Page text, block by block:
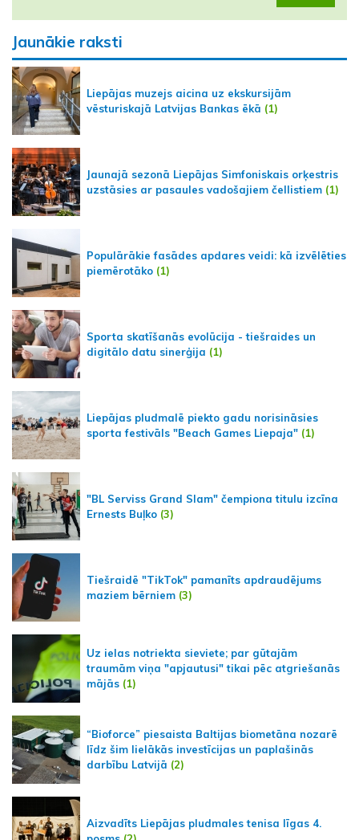
Jaunākie raksti
Liepājas muzejs aicina uz ekskursijām
vēsturiskajā Latvijas Bankas ēkā (1)
Jaunajā sezonā Liepājas Simfoniskais orķestris
uzstāsies ar pasaules vadošajiem čellistiem (1)
Populārākie fasādes apdares veidi: kā izvēlēties
piemērotāko (1)
Sporta skatīšanās evolūcija - tiešraides un
digitālo datu sinerģija (1)
Liepājas pludmalē piekto gadu norisināsies
sporta festivāls "Beach Games Liepaja" (1)
"BL Serviss Grand Slam" čempiona titulu izcīna
Ernests Buļko (3)
Tiešraidē "TikTok" pamanīts apdraudējums
maziem bērniem (3)
Uz ielas notriekta sieviete; par gūtajām
traumām viņa "apjautusi" tikai pēc atgriešanās
mājās (1)
“Bioforce” piesaista Baltijas biometāna nozarē
līdz šim lielākās investīcijas un paplašinās
darbību Latvijā (2)
Aizvadīts Liepājas pludmales tenisa līgas 4.